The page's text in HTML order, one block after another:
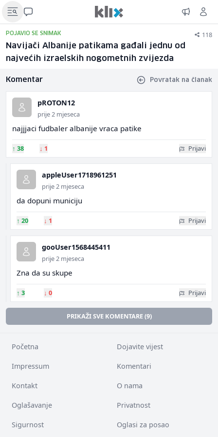
POJAVIO SE SNIMAK 118
Navijači Albanije patikama gađali jednu od
najvećih izraelskih nogometnih zvijezda
Komentar Povratak na članak
pROTON12
prije 2 mjeseca
najjjaci fudbaler albanije vraca patike
↑ 38 ↓ 1 Prijavi
appleUser1718961251
prije 2 mjeseca
da dopuni municiju
↑ 20 ↓ 1 Prijavi
gooUser1568445411
prije 2 mjeseca
Zna da su skupe
↑ 3 ↓ 0 Prijavi
PRIKAŽI SVE KOMENTARE (9)
Početna Dojavite vijest
Impressum Komentari
Kontakt O nama
Oglašavanje Privatnost
Sigurnost Oglasi za posao